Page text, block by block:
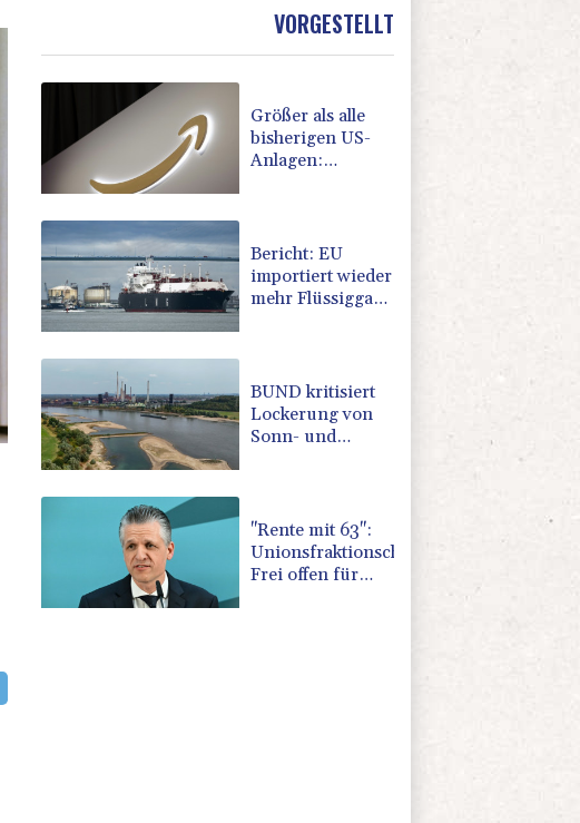
6523.86 €
4068.78 €
VORGESTELLT
Größer als alle
bisherigen US-
Anlagen:
riesiges
Gaskraftwerk
Bericht: EU
importiert wieder
mehr Flüssiggas
BUND kritisiert
Lockerung von
Sonn- und
"Rente mit 63":
Unionsfraktionschef
Frei offen für